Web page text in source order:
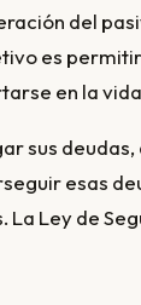
del
es
en la
sus
esas
Ley de